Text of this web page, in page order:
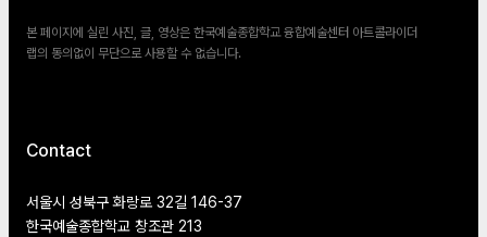
본 페이지에 실린 사진, 글, 영상은 한국예술종합학교 융합예술센터 아트콜라이더
랩의 동의없이 무단으로 사용할 수 없습니다.
Contact
서울시 성북구 화랑로 32길 146-37
한국예술종합학교 창조관 213